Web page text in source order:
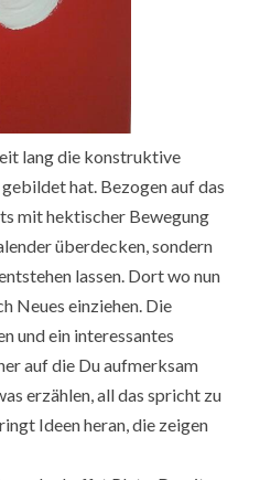
lang die konstruktive
hat. Bezogen auf das
mit hektischer Bewegung
überdecken, sondern
lassen. Dort wo nun
Neues einziehen. Die
und ein interessantes
auf die Du aufmerksam
erzählen, all das spricht zu
Ideen heran, die zeigen